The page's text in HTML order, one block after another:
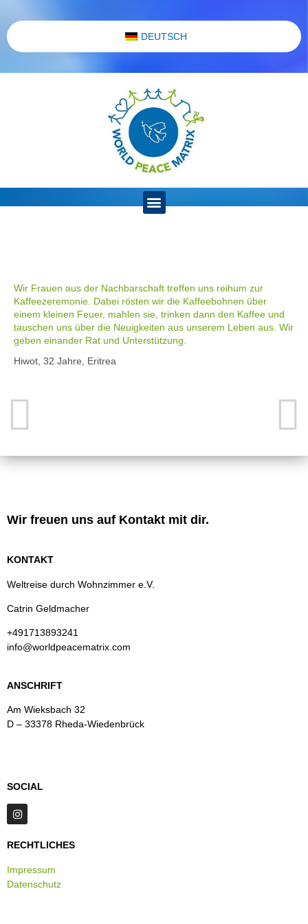
DEUTSCH
Wir Frauen aus der Nachbarschaft treffen uns reihum zur
Kaffeezeremonie. Dabei rösten wir die Kaffeebohnen über
einem kleinen Feuer, mahlen sie, trinken dann den Kaffee und
tauschen uns über die Neuigkeiten aus unserem Leben aus. Wir
geben einander Rat und Unterstützung.
Hiwot, 32 Jahre, Eritrea
Wir freuen uns auf Kontakt mit dir.
KONTAKT
Weltreise durch Wohnzimmer e.V.
Catrin Geldmacher
+491713893241
info@worldpeacematrix.com
ANSCHRIFT
Am Wieksbach 32
D – 33378 Rheda-Wiedenbrück
SOCIAL
RECHTLICHES
Impressum
Datenschutz